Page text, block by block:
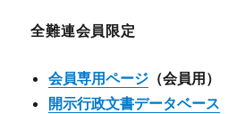
ブ
全難連会員限定
会員専用ページ （会員用）
開示行政文書データベース